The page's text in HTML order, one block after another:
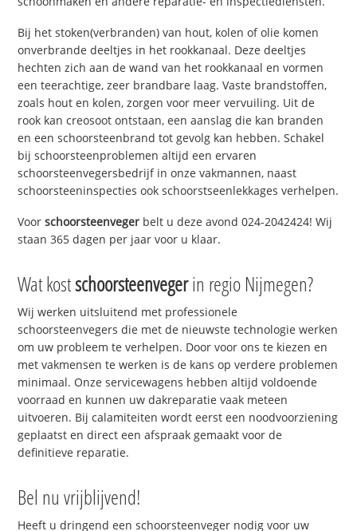
Bij het stoken(verbranden) van hout, kolen of olie komen
onverbrande deeltjes in het rookkanaal. Deze deeltjes
hechten zich aan de wand van het rookkanaal en vormen
een teerachtige, zeer brandbare laag. Vaste brandstoffen,
zoals hout en kolen, zorgen voor meer vervuiling. Uit de
rook kan creosoot ontstaan, een aanslag die kan branden
en een schoorsteenbrand tot gevolg kan hebben. Schakel
bij schoorsteenproblemen altijd een ervaren
schoorsteenvegersbedrijf in onze vakmannen, naast
schoorsteeninspecties ook schoorstseenlekkages verhelpen.
Voorschoorsteenveger belt u deze avond 024-2042424! Wij
staan 365 dagen per jaar voor u klaar.
Wat kostschoorsteenvegerin regio Nijmegen?
Wij werken uitsluitend met professionele
schoorsteenvegers die met de nieuwste technologie werken
om uw probleem te verhelpen. Door voor ons te kiezen en
met vakmensen te werken is de kans op verdere problemen
minimaal. Onze servicewagens hebben altijd voldoende
voorraad en kunnen uw dakreparatie vaak meteen
uitvoeren. Bij calamiteiten wordt eerst een noodvoorziening
geplaatst en direct een afspraak gemaakt voor de
definitieve reparatie.
Bel nu vrijblijvend!
Heeft u dringend een schoorsteenveger nodig voor uw